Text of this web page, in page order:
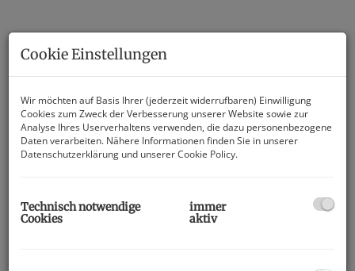
Cookie Einstellungen
Wir möchten auf Basis Ihrer (jederzeit widerrufbaren) Einwilligung
Cookies zum Zweck der Verbesserung unserer Website sowie zur
Analyse Ihres Userverhaltens verwenden, die dazu personenbezogene
Daten verarbeiten. Nähere Informationen finden Sie in unserer
Datenschutzerklärung und unsererCookie Policy.
Technisch notwendige
Cookies
immer
aktiv